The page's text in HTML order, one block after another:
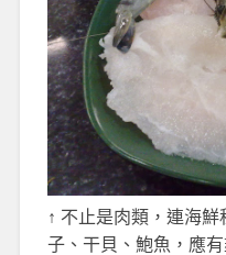
↑ 不止是肉類，連海
子、干貝、鮑魚，應